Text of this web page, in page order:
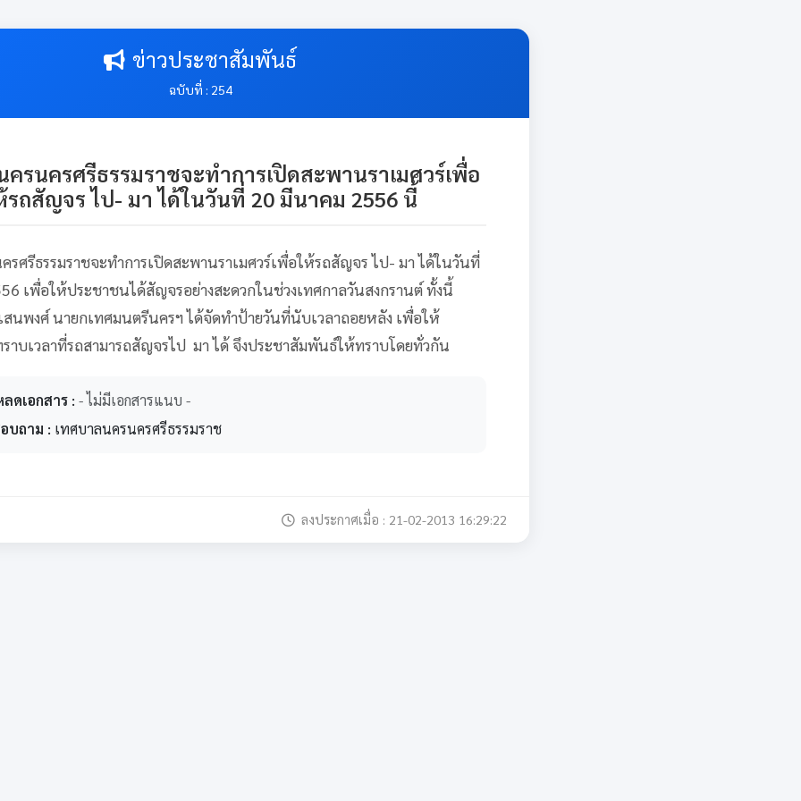
ข่าวประชาสัมพันธ์
ฉบับที่ : 254
ครนครศรีธรรมราชจะทำการเปิดสะพานราเมศวร์เพื่อ
รถสัญจร ไป- มา ได้ในวันที่ 20 มีนาคม 2556 นี้
รศรีธรรมราชจะทำการเปิดสะพานราเมศวร์เพื่อให้รถสัญจร ไป- มา ได้ในวันที่
เพื่อให้ประชาชนได้สัญจรอย่างสะดวกในช่วงเทศกาลวันสงกรานต์ ทั้งนี้
สนพงศ์ นายกเทศมนตรีนครฯ ได้จัดทำป้ายวันที่นับเวลาถอยหลัง เพื่อให้
าบเวลาที่รถสามารถสัญจรไป  มา ได้ จึงประชาสัมพันธ์ให้ทราบโดยทั่วกัน
ดเอกสาร : - ไม่มีเอกสารแนบ -
บถาม : เทศบาลนครนครศรีธรรมราช
ลงประกาศเมื่อ : 21-02-2013 16:29:22